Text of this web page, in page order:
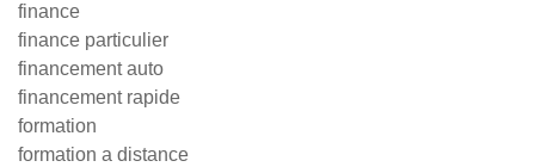
finance
finance particulier
financement auto
financement rapide
formation
formation a distance